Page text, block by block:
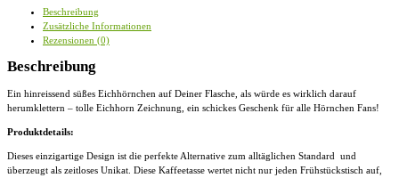
Beschreibung
Zusätzliche Informationen
Rezensionen (0)
Beschreibung
Ein hinreissend süßes Eichhörnchen auf Deiner Flasche, als würde es wirklich darauf
herumklettern – tolle Eichhorn Zeichnung, ein schickes Geschenk für alle Hörnchen Fans!
Produktdetails:
Dieses einzigartige Design ist die perfekte Alternative zum alltäglichen Standard und
überzeugt als zeitloses Unikat. Diese Kaffeetasse wertet nicht nur jeden Frühstückstisch auf,